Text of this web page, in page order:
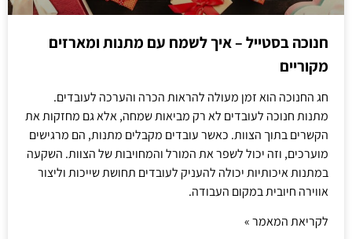
חנוכה בסטייל – איך לשמח עם מתנות ומארזים
מקוריים
חג החנוכה הוא זמן מעולה להראות הכרה והערכה לעובדים.
מתנות חנוכה לעובדים לא רק מביאות שמחה, אלא גם מחזקות את
הקשרים בתוך הצוות. כאשר עובדים מקבלים מתנות, הם מרגישים
מוערכים, וזה יכול לשפר את המורל והמחויבות של הצוות. השקעה
במתנות איכותיות יכולה להעניק לעובדים תחושת שייכות וליצור
אווירה חיובית במקום העבודה.
לקריאת המאמר »